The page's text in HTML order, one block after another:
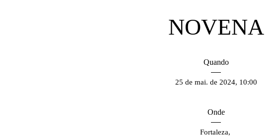
NOVENA
Quando
25 de mai. de 2024, 10:00
Onde
Fortaleza,